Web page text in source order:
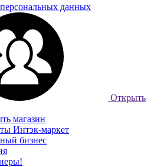
данных
Открыть
магазин
Интэк-маркет
бизнес